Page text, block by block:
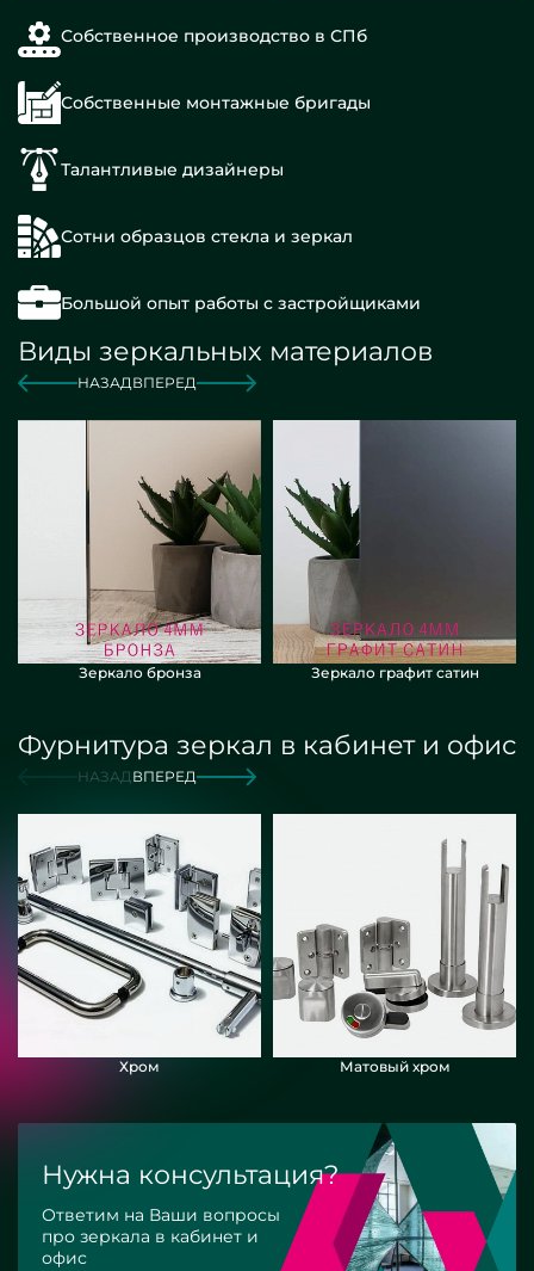
Собственное производство в СПб
Собственные монтажные бригады
Талантливые дизайнеры
Сотни образцов стекла и зеркал
Большой опыт работы с застройщиками
Виды зеркальных материалов
НАЗАДВПЕРЕД
Зеркало бронза Зеркало графит сатин
Фурнитура зеркал в кабинет и офис
НАЗАДВПЕРЕД
Хром Матовый хром
Нужна консультация?
Ответим на Ваши вопросы
про зеркала в кабинет и
офис